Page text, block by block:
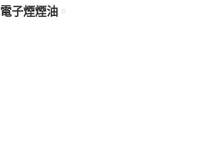
電子煙煙油